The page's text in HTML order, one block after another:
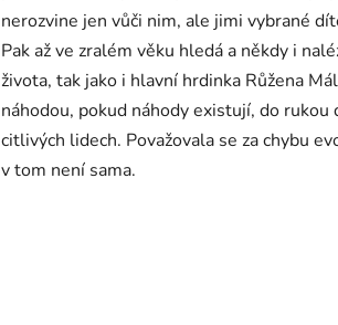
nerozvine jen vůči nim, ale jimi vybrané
Pak až ve zralém věku hledá a někdy i
života, tak jako i hlavní hrdinka Růžena
náhodou, pokud náhody existují, do rukou
citlivých lidech. Považovala se za chybu
v tom není sama.